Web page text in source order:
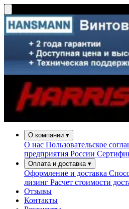
О компании ▾
О нас Пользовательское
предприятия России
Оплата и доставка ▾
Оформление и доставка
лизинг Расчет стоимости
Отзывы
Контакты